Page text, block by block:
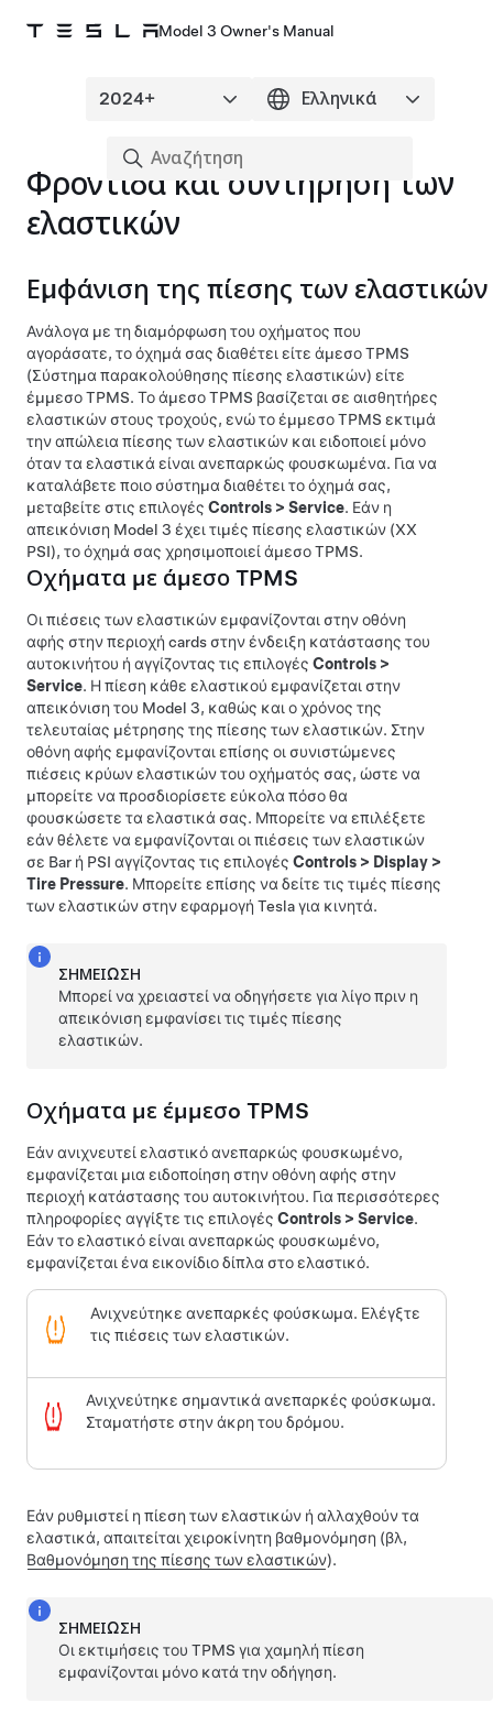
Model 3 Owner's Manual
Φροντίδα και συντήρηση των
ελαστικών
Εμφάνιση της πίεσης των ελαστικών
Ανάλογα με τη διαμόρφωση του οχήματος που
αγοράσατε, το όχημά σας διαθέτει είτε άμεσο TPMS
(Σύστημα παρακολούθησης πίεσης ελαστικών) είτε
έμμεσο TPMS. Το άμεσο TPMS βασίζεται σε αισθητήρες
ελαστικών στους τροχούς, ενώ το έμμεσο TPMS εκτιμά
την απώλεια πίεσης των ελαστικών και ειδοποιεί μόνο
όταν τα ελαστικά είναι ανεπαρκώς φουσκωμένα. Για να
καταλάβετε ποιο σύστημα διαθέτει το όχημά σας,
μεταβείτε στις επιλογές Controls > Service. Εάν η
απεικόνιση Model 3 έχει τιμές πίεσης ελαστικών (XX
PSI), το όχημά σας χρησιμοποιεί άμεσο TPMS.
Οχήματα με άμεσο TPMS
Οι πιέσεις των ελαστικών εμφανίζονται στην οθόνη
αφής στην περιοχή cards στην ένδειξη κατάστασης του
αυτοκινήτου ή αγγίζοντας τις επιλογές Controls >
Service. Η πίεση κάθε ελαστικού εμφανίζεται στην
απεικόνιση του Model 3, καθώς και ο χρόνος της
τελευταίας μέτρησης της πίεσης των ελαστικών. Στην
οθόνη αφής εμφανίζονται επίσης οι συνιστώμενες
πιέσεις κρύων ελαστικών του οχήματός σας, ώστε να
μπορείτε να προσδιορίσετε εύκολα πόσο θα
φουσκώσετε τα ελαστικά σας. Μπορείτε να επιλέξετε
εάν θέλετε να εμφανίζονται οι πιέσεις των ελαστικών
σε Bar ή PSI αγγίζοντας τις επιλογές Controls > Display >
Tire Pressure. Μπορείτε επίσης να δείτε τις τιμές πίεσης
των ελαστικών στην εφαρμογή Tesla για κινητά.
ΣΗΜΕΊΩΣΗ
Μπορεί να χρειαστεί να οδηγήσετε για λίγο πριν η
απεικόνιση εμφανίσει τις τιμές πίεσης
ελαστικών.
Οχήματα με έμμεσo TPMS
Εάν ανιχνευτεί ελαστικό ανεπαρκώς φουσκωμένο,
εμφανίζεται μια ειδοποίηση στην οθόνη αφής στην
περιοχή κατάστασης του αυτοκινήτου. Για περισσότερες
πληροφορίες αγγίξτε τις επιλογές Controls > Service.
Εάν το ελαστικό είναι ανεπαρκώς φουσκωμένο,
εμφανίζεται ένα εικονίδιο δίπλα στο ελαστικό.
Ανιχνεύτηκε ανεπαρκές φούσκωμα. Ελέγξτε
τις πιέσεις των ελαστικών.
Ανιχνεύτηκε σημαντικά ανεπαρκές φούσκωμα.
Σταματήστε στην άκρη του δρόμου.
Εάν ρυθμιστεί η πίεση των ελαστικών ή αλλαχθούν τα
ελαστικά, απαιτείται χειροκίνητη βαθμονόμηση (βλ,
Βαθμονόμηση της πίεσης των ελαστικών).
ΣΗΜΕΊΩΣΗ
Οι εκτιμήσεις του TPMS για χαμηλή πίεση
εμφανίζονται μόνο κατά την οδήγηση.